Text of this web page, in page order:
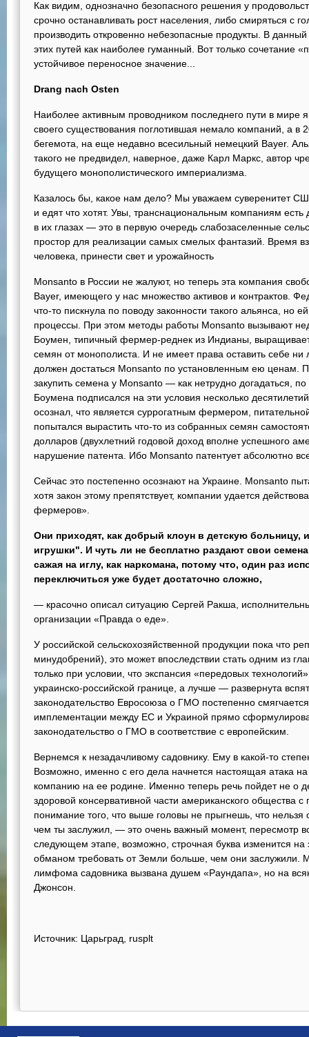
Как видим, однозначно безопасного решения у
срочно останавливать рост населения, либо смиряться с
производить откровенно небезопасные продукты. В
этих путей как наиболее гуманный. Вот только сочетание
устойчивое переносное значение...
Drang nach Osten
Наиболее активным проводником последнего пути в мире
своего существования поглотившая немало компаний, а в
бегемота, на еще недавно всесильный немецкий Bayer.
такого не предвидел, наверное, даже Карл Маркс, автор
будущего монополистического империализма.
Казалось бы, какое нам дело? Мы уважаем суверенитет
и едят что хотят. Увы, транснациональным компаниям
в их глазах — это в первую очередь слабозаселенные
простор для реализации самых смелых фантазий. Время
человека, принести свет и урожайность
Monsanto в России не жалуют, но теперь эта компания
Bayer, имеющего у нас множество активов и контрактов.
что-то пискнула по поводу законности такого альянса, но
процессы. При этом методы работы Monsanto вызывают
Боумен, типичный фермер-реднек из Индианы,
семян от монополиста. И не имеет права оставить себе
должен достаться Monsanto по установленным ею ценам.
закупить семена у Monsanto — как нетрудно догадаться,
Боумена подписался на эти условия несколько
осознал, что является суррогатным фермером,
попытался вырастить что-то из собранных семян
долларов (двухлетний годовой доход вполне успешного
нарушение патента. Ибо Monsanto патентует абсолютно
Сейчас это постепенно осознают на Украине. Monsanto
хотя закон этому препятствует, компании удается
фермеров».
Они приходят, как добрый клоун в детскую больницу,
игрушки". И чуть ли не бесплатно раздают свои
сажая на иглу, как наркомана, потому что, один раз
переключиться уже будет достаточно сложно,
— красочно описал ситуацию Сергей Ракша,
организации «Правда о еде».
У российской сельскохозяйственной продукции пока что
минудобрений), это может впоследствии стать одним из
только при условии, что экспансия «передовых
украинско-российской границе, а лучше — развернута
законодательство Евросоюза о ГМО постепенно
имплементации между ЕС и Украиной прямо
законодательство о ГМО в соответствие с европейским.
Вернемся к незадачливому садовнику. Ему в какой-то
Возможно, именно с его дела начнется настоящая атака
компанию на ее родине. Именно теперь речь пойдет не о
здоровой консервативной части американского
понимание того, что выше головы не прыгнешь, что
чем ты заслужил, — это очень важный момент, пересмотр
следующем этапе, возможно, строчная буква изменится
обманом требовать от Земли больше, чем они заслужили.
лимфома садовника вызвана душем «Раундапа», но на
Джонсон.
Источник: Царьград, rusplt